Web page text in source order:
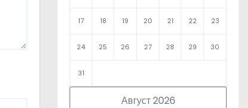
Август 2026
17 18 19 20 21 22 23
24 25 26 27 28 29 30
31